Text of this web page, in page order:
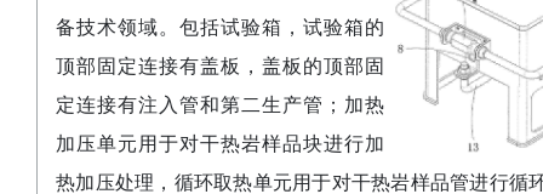
备技术领域。包括试验箱，试验箱的
顶部固定连接有盖板，盖板的顶部固
定连接有注入管和第二生产管；加热
加压单元用于对干热岩样品块进行加
热加压处理，循环取热单元用于对干热岩样品管进行循